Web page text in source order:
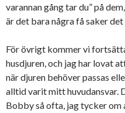
varannan gång tar du” på
är det bara några få saker det
För övrigt kommer vi
husdjuren, och jag har lovat
när djuren behöver passas
alltid varit mitt huvudansvar.
Bobby så ofta, jag tycker om